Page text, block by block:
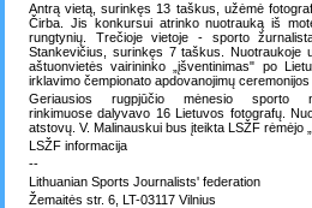
Antrą vietą, surinkęs 13 taškus, užėmė
Čirba. Jis konkursui atrinko nuotrauką iš
rungtynių. Trečioje vietoje - sporto
Stankevičius, surinkęs 7 taškus. Nuotraukoje
aštuonvietės vairininko „įšventinimas" po
irklavimo čempionato apdovanojimų ceremonijos
Geriausios rugpjūčio mėnesio sporto
rinkimuose dalyvavo 16 Lietuvos fotografų.
atstovų. V. Malinauskui bus įteikta LSŽF rėmėjo
LSŽF informacija
--
Lithuanian Sports Journalists' federation
Žemaitės str. 6, LT-03117 Vilnius